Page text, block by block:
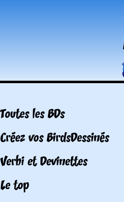
Toutes les BDs
Créez vos BirdsDessinés
Verbi et Devinettes
Le top